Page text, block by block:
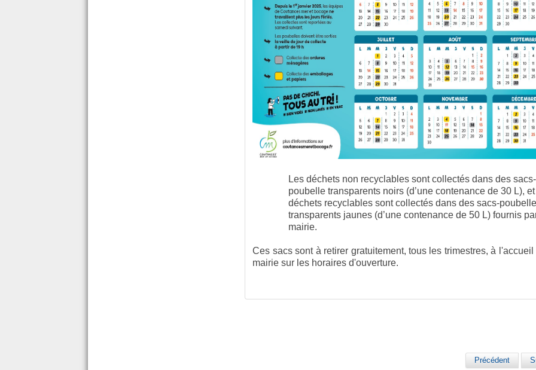
Les déchets non recyclables sont collectés dans des sacs-
poubelle transparents noirs (d’une contenance de 30 L),
déchets recyclables sont collectés dans des sacs-
transparents jaunes (d’une contenance de 50 L) fournis
mairie.
Ces sacs sont à retirer gratuitement, tous les trimestres, à l'accueil
mairie sur les horaires d'ouverture.
Précédent